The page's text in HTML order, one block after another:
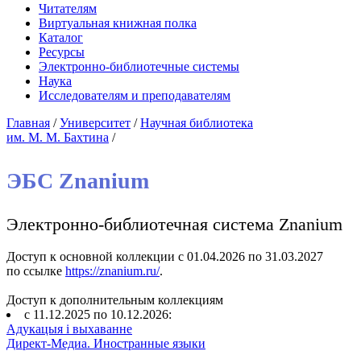
Читателям
Виртуальная книжная полка
Каталог
Ресурсы
Электронно-библиотечные системы
Наука
Исследователям и преподавателям
Главная /Университет /Научная библиотека
им. М. М. Бахтина /
ЭБС Znanium
Электронно-библиотечная система Znanium
Доступ к основной коллекции с 01.04.2026 по 31.03.2027
по ссылке https://znanium.ru/.
Доступ к дополнительным коллекциям
с 11.12.2025 по 10.12.2026:
Адукацыя i выхаванне
Директ-Медиа. Иностранные языки